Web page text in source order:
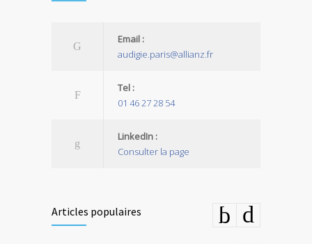
Email :
audigie.paris@allianz.fr
Tel :
01 46 27 28 54
LinkedIn :
Consulter la page
Articles populaires